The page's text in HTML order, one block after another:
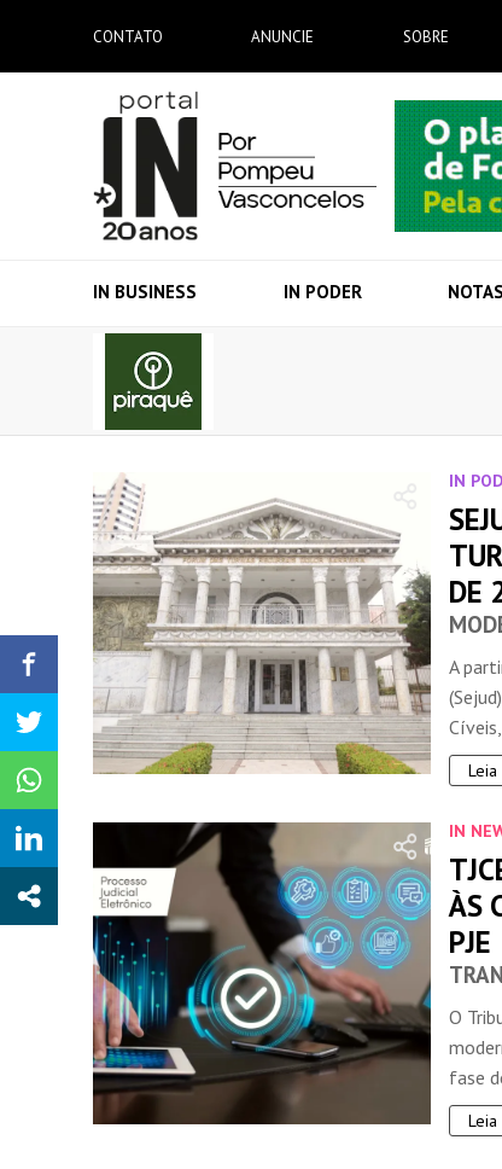
CONTATO ANUNCIE SOBRE
IN BUSINESS IN PODER NOTAS
IN
DE
A
Leia
IN
ÀS
PJE
O
fase
Leia